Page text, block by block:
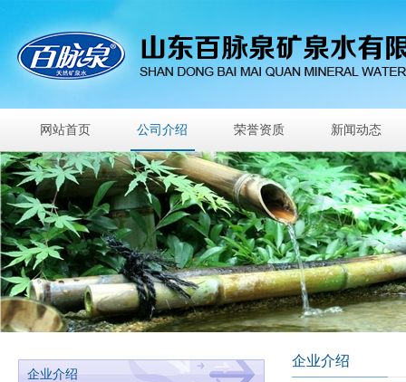
网站首页 公司介绍 荣誉资质 新闻动态
企业介绍
企业介绍